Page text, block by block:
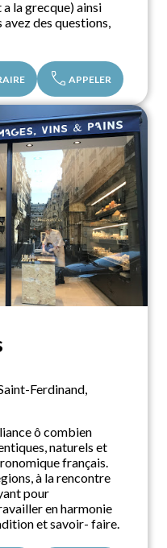
la grecque) ainsi
des questions,
call APPELER
Ferdinand,
ô combien
naturels et
français.
à la rencontre
pour
en harmonie
et savoir- faire.